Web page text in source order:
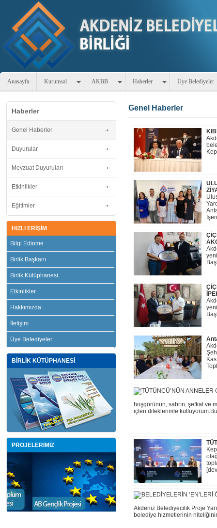
Anasayfa Kurumsal AKBB Haberler Üye Belediyeler
Haberler
Genel Haberler
Duyurular
Mevzuat Duyuruları
Etkinlikler
Eğitimler
HIZLI ERİŞİM
Bilgi Edinme
Birlik Başkanı
Birlik Kütüphanesi
Etkinlikler
Hakkımızda
İletişim
Üye Belediyeler
BİRLİK KÜTÜPHANESİ
PROJELERİMİZ
Genel Haberler
hoşgörünün, sabrın, şefkat ve
içten dileklerimle
Akdeniz Belediyecilik Proje
belediye hizmetlerinin niteliğinin